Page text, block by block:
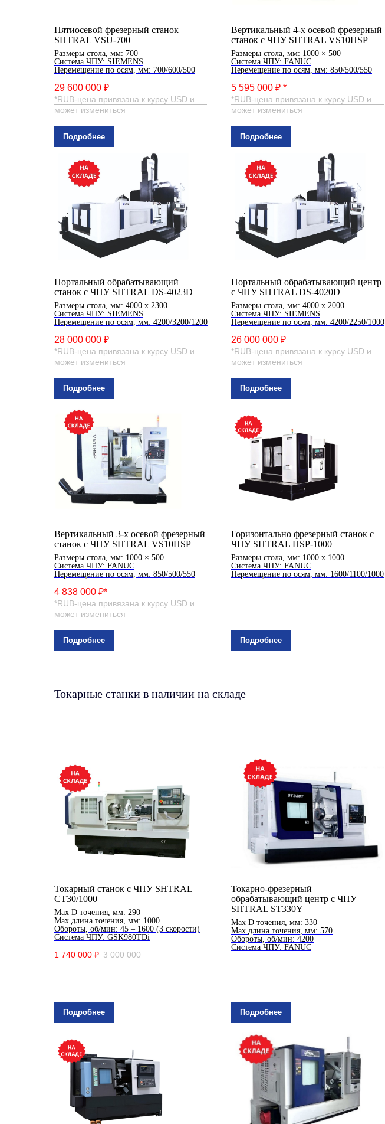
Пятиосевой фрезерный станок
SHTRAL VSU-700
Размеры стола, мм: 700
Система ЧПУ: SIEMENS
Перемещение по осям, мм: 700/600/500
29 600 000 ₽
*RUB-цена привязана к курсу USD и
может измениться
Подробнее
Вертикальный 4-х осевой фрезерный
станок с ЧПУ SHTRAL VS10HSP
Размеры стола, мм: 1000 × 500
Система ЧПУ: FANUC
Перемещение по осям, мм: 850/500/550
5 595 000 ₽ *
*RUB-цена привязана к курсу USD и
может измениться
Подробнее
Портальный обрабатывающий
станок с ЧПУ SHTRAL DS-4023D
Размеры стола, мм: 4000 х 2300
Система ЧПУ: SIEMENS
Перемещение по осям, мм: 4200/3200/1200
28 000 000 ₽
*RUB-цена привязана к курсу USD и
может измениться
Подробнее
Портальный обрабатывающий центр
с ЧПУ SHTRAL DS-4020D
Размеры стола, мм: 4000 х 2000
Система ЧПУ: SIEMENS
Перемещение по осям, мм: 4200/2250/1000
26 000 000 ₽
*RUB-цена привязана к курсу USD и
может измениться
Подробнее
Вертикальный 3-х осевой фрезерный
станок с ЧПУ SHTRAL VS10HSP
Размеры стола, мм: 1000 × 500
Система ЧПУ: FANUC
Перемещение по осям, мм: 850/500/550
4 838 000 ₽*
*RUB-цена привязана к курсу USD и
может измениться
Подробнее
Горизонтально фрезерный станок с
ЧПУ SHTRAL HSP-1000
Размеры стола, мм: 1000 x 1000
Система ЧПУ: FANUC
Перемещение по осям, мм: 1600/1100/1000
Подробнее
Токарные станки в наличии на складе
Токарный станок с ЧПУ SHTRAL
СT30/1000
Мах D точения, мм: 290
Мах длина точения, мм: 1000
Обороты, об/мин: 45 – 1600 (3 скорости)
Система ЧПУ: GSK980TDi
1 740 000 ₽ 3 000 000
Подробнее
Токарно-фрезерный
обрабатывающий центр с ЧПУ
SHTRAL ST330Y
Мах D точения, мм: 330
Мах длина точения, мм: 570
Обороты, об/мин: 4200
Система ЧПУ: FANUC
Подробнее